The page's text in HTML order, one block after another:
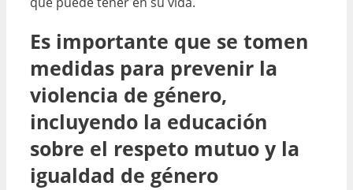
Es importante que se tomen
medidas para prevenir la
violencia de género,
incluyendo la educación
sobre el respeto mutuo y la
igualdad de género